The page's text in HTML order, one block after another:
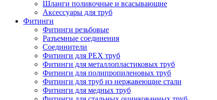
Шланги поливочные и всасывающие
Аксессуары для труб
Фитинги
Фитинги резьбовые
Разъемные соединения
Соединители
Фитинги для PEX труб
Фитинги для металлопластиковых труб
Фитинги для полипропиленовых труб
Фитинги для труб из нержавеющие стали
Фитинги для медных труб